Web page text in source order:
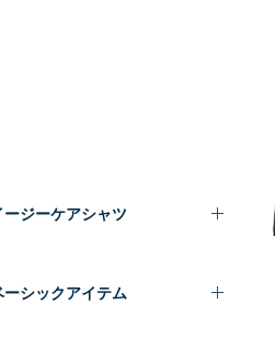
ージーケアシャツ
ーシックアイテム